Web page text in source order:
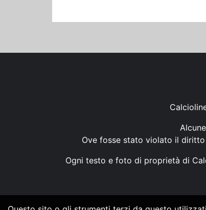
Ove fosse stato violato il
Ogni testo e foto di proprietà di